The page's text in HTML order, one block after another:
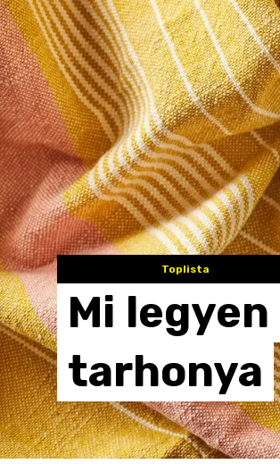
Toplista
Mi legyen
tarhonya